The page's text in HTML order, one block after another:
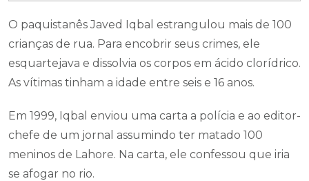
O paquistanês Javed Iqbal estrangulou mais de 100
crianças de rua. Para encobrir seus crimes, ele
esquartejava e dissolvia os corpos em ácido clorídrico.
As vítimas tinham a idade entre seis e 16 anos.
Em 1999, Iqbal enviou uma carta a polícia e ao editor-
chefe de um jornal assumindo ter matado 100
meninos de Lahore. Na carta, ele confessou que iria
se afogar no rio.